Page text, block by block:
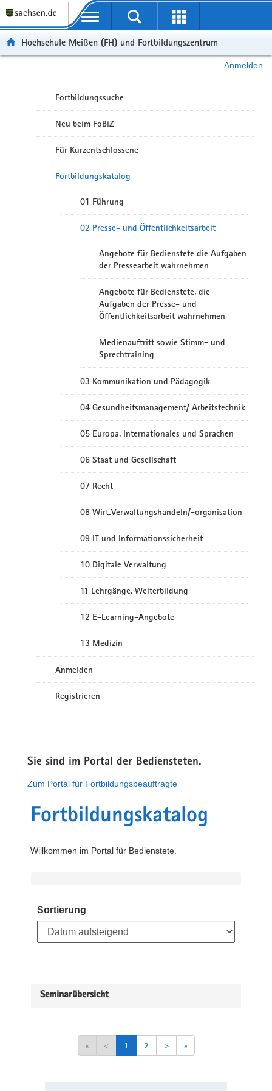
Portalübergreifende Navigation
Hochschule Meißen (FH) und Fortbildungszentrum
Anmelden
Fortbildungssuche
Neu beim FoBiZ
Für Kurzentschlossene
Fortbildungskatalog
01 Führung
02 Presse- und Öffentlichkeitsarbeit
Angebote für Bedienstete die Aufgaben
der Pressearbeit wahrnehmen
Angebote für Bedienstete, die
Aufgaben der Presse- und
Öffentlichkeitsarbeit wahrnehmen
Medienauftritt sowie Stimm- und
Sprechtraining
03 Kommunikation und Pädagogik
04 Gesundheitsmanagement/ Arbeitstechnik
05 Europa, Internationales und Sprachen
06 Staat und Gesellschaft
07 Recht
08 Wirt.Verwaltungshandeln/-organisation
09 IT und Informationssicherheit
10 Digitale Verwaltung
11 Lehrgänge, Weiterbildung
12 E-Learning-Angebote
13 Medizin
Anmelden
Registrieren
Sie sind im Portal der Bediensteten.
Zum Portal für Fortbildungsbeauftragte
Fortbildungskatalog
Willkommen im Portal für Bedienstete.
Sortierung
Seminarübersicht
« < 1 2 > »